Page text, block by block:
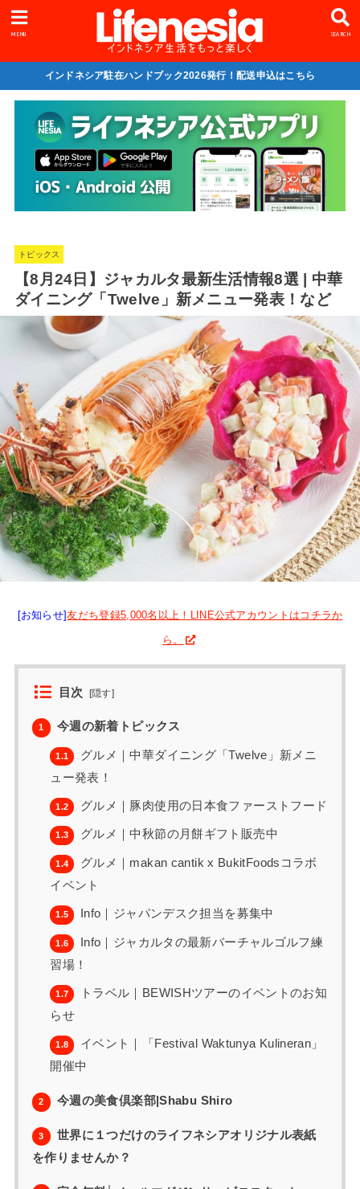
SEARCH
MENU
インドネシア駐在ハンドブック2026発行！配送申込はこちら
トピックス
【8月24日】ジャカルタ最新生活情報8選 | 中華
ダイニング「Twelve」新メニュー発表！など
[お知らせ]友だち登録5,000名以上！LINE公式アカウントはコチラか
ら。
目次 [隠す]
1 今週の新着トピックス
1.1
グルメ｜中華ダイニング「Twelve」新メニ
ュー発表！
1.2 グルメ｜豚肉使用の日本食ファーストフード
1.3 グルメ｜中秋節の月餅ギフト販売中
1.4
グルメ｜makan cantik x BukitFoodsコラボ
イベント
1.5 Info｜ジャパンデスク担当を募集中
1.6
Info｜ジャカルタの最新バーチャルゴルフ練
習場！
1.7
トラベル｜BEWISHツアーのイベントのお知
らせ
1.8
イベント｜「Festival Waktunya Kulineran」
開催中
2 今週の美食倶楽部|Shabu Shiro
3
世界に１つだけのライフネシアオリジナル表紙
を作りませんか？